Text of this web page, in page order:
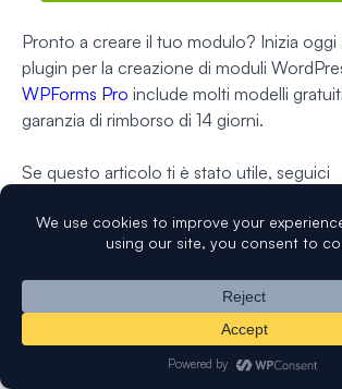
Pronto a creare il tuo modulo? Inizia oggi
plugin per la creazione di moduli
WPForms Pro include molti modelli
garanzia di rimborso di 14 giorni.
Se questo articolo ti è stato utile, seguici
WordPress.
significa che se fai clic su alcuni dei nostri link,
una commissione.
Scopri come viene finanziato
importante e come puoi supportarci.